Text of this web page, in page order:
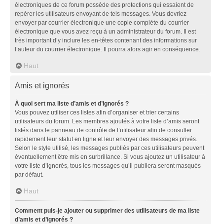
électroniques de ce forum possède des protections qui essaient de
repérer les utilisateurs envoyant de tels messages. Vous devriez
envoyer par courrier électronique une copie complète du courrier
électronique que vous avez reçu à un administrateur du forum. Il est
très important d’y inclure les en-têtes contenant des informations sur
l’auteur du courrier électronique. Il pourra alors agir en conséquence.
Haut
Amis et ignorés
À quoi sert ma liste d’amis et d’ignorés ?
Vous pouvez utiliser ces listes afin d’organiser et trier certains
utilisateurs du forum. Les membres ajoutés à votre liste d’amis seront
listés dans le panneau de contrôle de l’utilisateur afin de consulter
rapidement leur statut en ligne et leur envoyer des messages privés.
Selon le style utilisé, les messages publiés par ces utilisateurs peuvent
éventuellement être mis en surbrillance. Si vous ajoutez un utilisateur à
votre liste d’ignorés, tous les messages qu’il publiera seront masqués
par défaut.
Haut
Comment puis-je ajouter ou supprimer des utilisateurs de ma liste
d’amis et d’ignorés ?